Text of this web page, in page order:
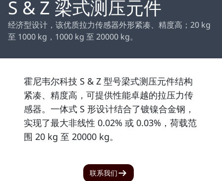
S & Z 梁式测压元件
经济型设计，该优质拉力传感器外形紧凑、精度高；20 kg
至 1000 kg，1000 kg 至 20000 kg。
霍尼韦尔科技 S & Z 型号梁式测压元件结构
紧凑、精度高，可提供性能卓越的拉压力传
感器。一体式 S 形设计结合了镀镍合金钢，
实现了最大非线性 0.02% 或 0.03%，荷载范
围 20 kg 至 20000 kg。
联系我们